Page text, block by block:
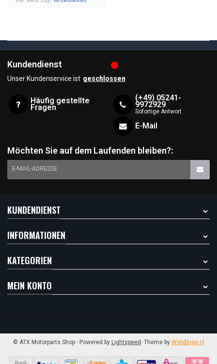
Kundendienst
Unser Kundenservice ist geschlossen
Häufig gestellte
Fragen
(+49) 05241-
9972929
Sofortige Antwort
E-Mail
Möchten Sie auf dem Laufenden bleiben?:
E-MAIL-ADRESSE
KUNDENDIENST
INFORMATIONEN
KATEGORIEN
MEIN KONTO
© ATX Motorparts Shop - Powered by Lightspeed- Theme by Webdinge.nl